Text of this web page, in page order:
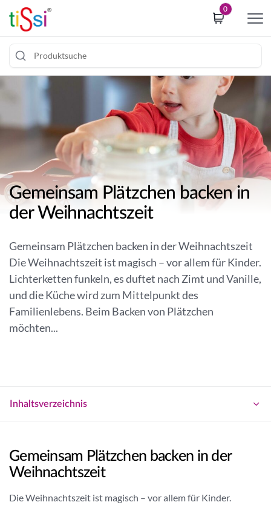
i
o
n
I
t
0
Gemeinsam Plätzchen backen in
der Weihnachtszeit
Gemeinsam Plätzchen backen in der Weihnachtszeit
Die Weihnachtszeit ist magisch – vor allem für Kinder.
Lichterketten funkeln, es duftet nach Zimt und Vanille,
und die Küche wird zum Mittelpunkt des
Familienlebens. Beim Backen von Plätzchen
möchten...
Inhaltsverzeichnis
Gemeinsam Plätzchen backen in der
Weihnachtszeit
Die Weihnachtszeit ist magisch – vor allem für Kinder.